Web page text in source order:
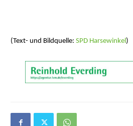
(Text- und Bildquelle: SPD Harsewinkel )